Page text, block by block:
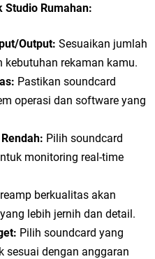
Studio Rumahan:
Output: Sesuaikan jumlah
kebutuhan rekaman kamu.
Pastikan soundcard
operasi dan software yang
Pilih soundcard
monitoring real-time
berkualitas akan
lebih jernih dan detail.
Pilih soundcard yang
sesuai dengan anggaran